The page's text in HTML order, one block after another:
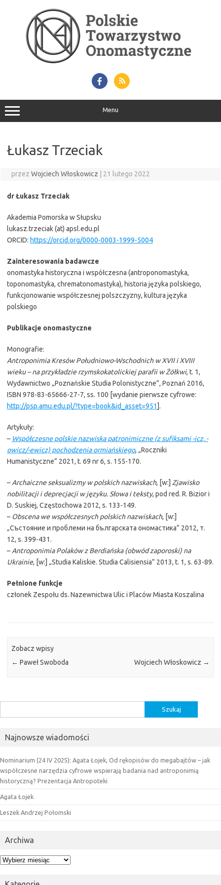
Menu
Łukasz Trzeciak
przez Wojciech Włoskowicz 21 lutego 2022
dr Łukasz Trzeciak
Akademia Pomorska w Słupsku
lukasz.trzeciak (at) apsl.edu.pl
ORCID: https://orcid.org/0000-0003-1999-5004
Zainteresowania badawcze
onomastyka historyczna i współczesna (antroponomastyka,
toponomastyka, chrematonomastyka), historia języka polskiego,
funkcjonowanie współczesnej polszczyzny, kultura języka
polskiego
Publikacje onomastyczne
Monografie:
Antroponimia Kresów Południowo-Wschodnich w XVII i XVIII
wieku – na przykładzie rzymskokatolickiej parafii w Żółkwi, t. 1,
Wydawnictwo „Poznańskie Studia Polonistyczne”, Poznań 2016,
ISBN 978-83-65666-27-7, ss. 100 [wydanie pierwsze cyfrowe:
http://psp.amu.edu.pl/?type=book&id_asset=951].
Artykuły:
– Współczesne polskie nazwiska patronimiczne (z sufiksami -icz, -
owicz/-ewicz) pochodzenia ormiańskiego, „Roczniki
Humanistyczne” 2021, t. 69 nr 6, s. 155-170.
– Archaiczne seksualizmy w polskich nazwiskach, [w:] Zjawisko
nobilitacji i deprecjacji w języku. Słowa i teksty, pod red. R. Bizior i
D. Suskiej, Częstochowa 2012, s. 133-149.
– Obscena we współczesnych polskich nazwiskach, [w:]
„Състояние и проблеми на българската ономастика” 2012, т.
12, s. 399-431.
– Antroponimia Polaków z Berdiańska (obwód zaporoski) na
Ukrainie, [w:] „Studia Kaliskie. Studia Calisiensia” 2013, t. 1, s. 63-89.
Pełnione funkcje
członek Zespołu ds. Nazewnictwa Ulic i Placów Miasta Koszalina
Zobacz wpisy
← Paweł Swoboda Wojciech Włoskowicz →
Najnowsze wiadomości
Nominarium (24 IV 2025): Agata Łojek, Od rękopisów do megabajtów – jak
współczesne narzędzia cyfrowe wspierają badania nad antroponimią
historyczną? Prezentacja Antropoteki
Agata Łojek
Leszek Andrzej Połomski
Archiwa
Archiwa